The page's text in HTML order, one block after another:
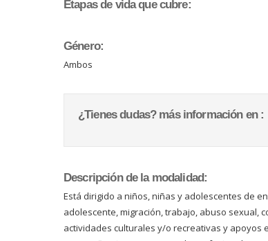
Etapas de vida que cubre:
Género:
Ambos
¿Tienes dudas? más información en :
Descripción de la modalidad:
Está dirigido a niños, niñas y adolescentes de
adolescente, migración, trabajo, abuso sexual,
actividades culturales y/o recreativas y apoyos